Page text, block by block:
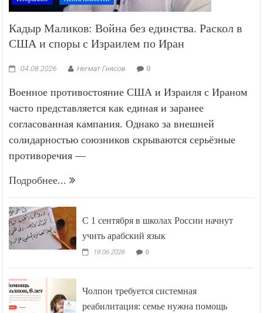
Кадыр Маликов: Война без единства. Раскол в
США и споры с Израилем по Иран
04.08.2026 Негмат Гиясов 0
Военное противостояние США и Израиля с Ираном
часто представляется как единая и заранее
согласованная кампания. Однако за внешней
солидарностью союзников скрываются серьёзные
противоречия —
Подробнее...
С 1 сентября в школах России начнут
учить арабский язык
19.06.2026 0
Чолпон требуется системная
реабилитация: семье нужна помощь